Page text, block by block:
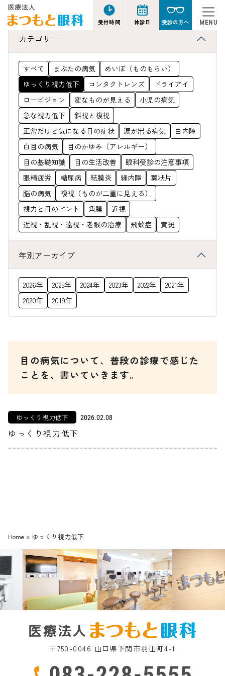
受付時間 休診日 受診の方へ MENU
ゆっくり視力低下
カテゴリー
すべて まぶたの病気
めいぼ（ものもらい）
ゆっくり視力低下
コンタクトレンズ
ドライアイ
ロービジョン
変なものが見える
小児の病気
急な視力低下
斜視と複視
正常だけど気になる目の症状
涙が出る病気
白内障
白目の病気
目のかゆみ（アレルギー）
目の基礎知識
目の生活改善
眼科受診の注意事項
眼精疲労
糖尿病 結膜炎 緑内障
翼状片
脳の病気
複視（ものが二重に見える）
視力と目のピント
角膜
近視
近視・乱視・遠視・老眼の治療
飛蚊症 黄斑
年別アーカイブ
2026年 2025年 2024年 2023年 2022年
2021年
2020年
2019年
目の病気について、普段の診療で感じた
ことを、書いていきます。
ゆっくり視力低下 2026.02.08
ゆっくり視力低下
Home » ゆっくり視力低下
〒750-0046 山口県下関市羽山町4-1